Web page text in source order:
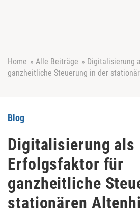
Home » Alle Beiträge » Digitalisierung
ganzheitliche Steuerung in der
Blog
Digitalisierung als
Erfolgsfaktor für
ganzheitliche
stationären